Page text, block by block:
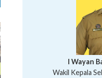
I Wayan
Wakil Kepala
I Wayan Gede
Ni Wayan